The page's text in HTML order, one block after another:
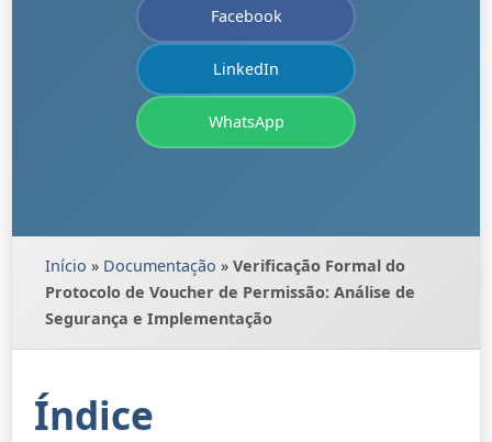
Facebook
LinkedIn
WhatsApp
Início » Documentação » Verificação Formal do
Protocolo de Voucher de Permissão: Análise de
Segurança e Implementação
Índice